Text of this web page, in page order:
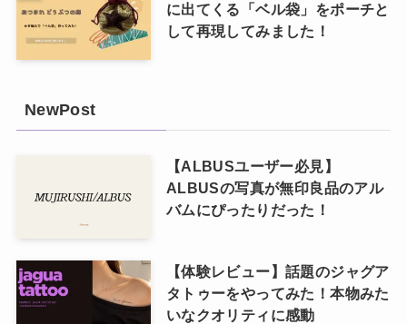
に出てくる「ベル袋」をポーチと
して再現してみました！
NewPost
【ALBUSユーザー必見】
ALBUSの写真が無印良品のアル
バムにぴったりだった！
【体験レビュー】話題のジャグア
タトゥーをやってみた！本物みた
いなクオリティに感動